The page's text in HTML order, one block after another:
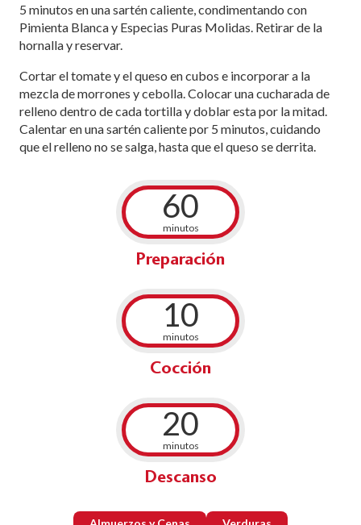
5 minutos en una sartén caliente, condimentando con
Pimienta Blanca y Especias Puras Molidas. Retirar de la
hornalla y reservar.
Cortar el tomate y el queso en cubos e incorporar a la
mezcla de morrones y cebolla. Colocar una cucharada de
relleno dentro de cada tortilla y doblar esta por la mitad.
Calentar en una sartén caliente por 5 minutos, cuidando
que el relleno no se salga, hasta que el queso se derrita.
60
minutos
Preparación
10
minutos
Cocción
20
minutos
Descanso